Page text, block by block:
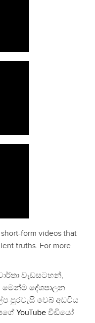
form videos that
truths. For more
වැඩසටහන්,
මෙන්ම දේශපාලන
පුරවැසි වෙබ් අඩවිය
YouTube වීඩියෝ